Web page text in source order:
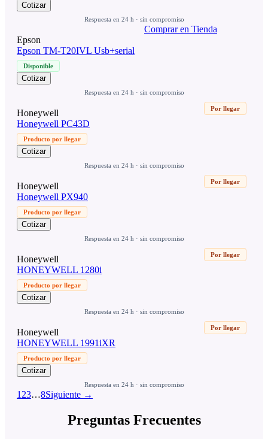
Cotizar
Respuesta en 24 h · sin compromiso
Comprar en Tienda
Epson
Epson TM-T20IVL Usb+serial
Disponible
Cotizar
Respuesta en 24 h · sin compromiso
Por llegar
Honeywell
Honeywell PC43D
Producto por llegar
Cotizar
Respuesta en 24 h · sin compromiso
Por llegar
Honeywell
Honeywell PX940
Producto por llegar
Cotizar
Respuesta en 24 h · sin compromiso
Por llegar
Honeywell
HONEYWELL 1280i
Producto por llegar
Cotizar
Respuesta en 24 h · sin compromiso
Por llegar
Honeywell
HONEYWELL 1991iXR
Producto por llegar
Cotizar
Respuesta en 24 h · sin compromiso
1 23…8Siguiente →
Preguntas Frecuentes